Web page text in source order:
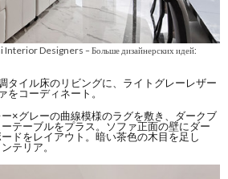
Interior Designers – Больше дизайнерских идей:
タイル床のリビングに、ライトグレーレザー
コーディネート。
×グレーの曲線模様のラグを敷き、ダークブ
テーブルをプラス。ソファ正面の壁にダー
ドをレイアウト。暗い茶色の木目を足し
テリア。